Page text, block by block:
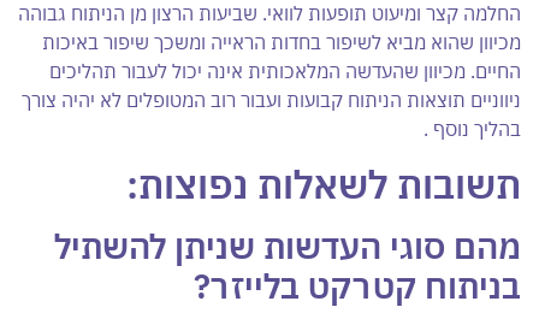
החלמה קצר ומיעוט תופעות לוואי. שביעות הרצון מן הניתוח גבוהה
מכיוון שהוא מביא לשיפור בחדות הראייה ומשכך שיפור באיכות
החיים. מכיוון שהעדשה המלאכותית אינה יכול לעבור תהליכים
ניווניים תוצאות הניתוח קבועות ועבור רוב המטופלים לא יהיה צורך
בהליך נוסף .
תשובות לשאלות נפוצות:
מהם סוגי העדשות שניתן להשתיל
בניתוח קטרקט בלייזר?